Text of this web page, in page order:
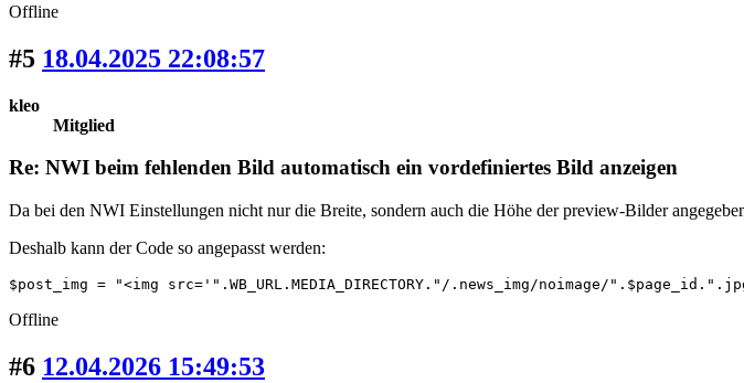
Offline
#5 18.04.2025 22:08:57
kleo
Mitglied
Re: NWI beim fehlenden Bild automatisch ein vordefiniertes Bild anzeigen
Da bei den NWI Einstellungen nicht nur die Breite, sondern auch die Höhe der preview-Bilder
Deshalb kann der Code so angepasst werden:
$post_img = "<img src='".WB_URL.MEDIA_DIRECTORY."/.news_img/noimage/
Offline
#6 12.04.2026 15:49:53